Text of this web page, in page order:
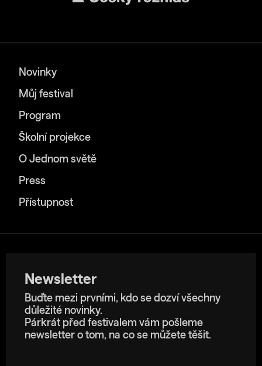
Novinky
Můj festival
Program
Školní projekce
O Jednom světě
Press
Přístupnost
Newsletter
Buďte mezi prvními, kdo se dozví všechny
důležité novinky.
Párkrát před festivalem vám pošleme
newsletter o tom, na co se můžete těšit.